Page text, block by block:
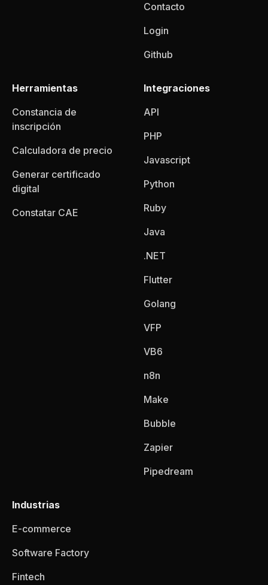
Contacto
Login
Github
Herramientas
Constancia de
inscripción
Calculadora de precio
Generar certificado
digital
Constatar CAE
Integraciones
API
PHP
Javascript
Python
Ruby
Java
.NET
Flutter
Golang
VFP
VB6
n8n
Make
Bubble
Zapier
Pipedream
Industrias
E-commerce
Software Factory
Fintech